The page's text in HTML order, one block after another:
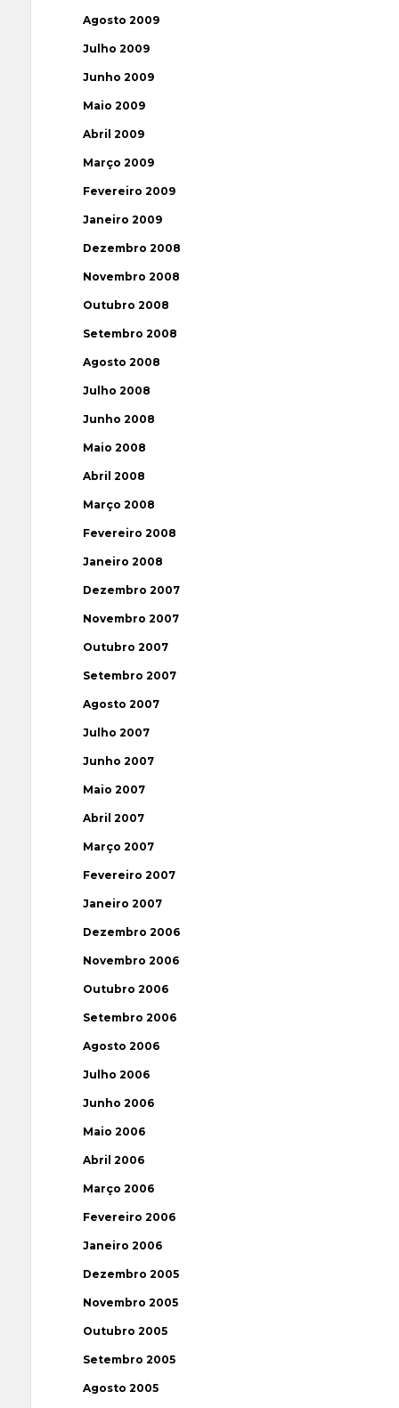
Agosto 2009
Julho 2009
Junho 2009
Maio 2009
Abril 2009
Março 2009
Fevereiro 2009
Janeiro 2009
Dezembro 2008
Novembro 2008
Outubro 2008
Setembro 2008
Agosto 2008
Julho 2008
Junho 2008
Maio 2008
Abril 2008
Março 2008
Fevereiro 2008
Janeiro 2008
Dezembro 2007
Novembro 2007
Outubro 2007
Setembro 2007
Agosto 2007
Julho 2007
Junho 2007
Maio 2007
Abril 2007
Março 2007
Fevereiro 2007
Janeiro 2007
Dezembro 2006
Novembro 2006
Outubro 2006
Setembro 2006
Agosto 2006
Julho 2006
Junho 2006
Maio 2006
Abril 2006
Março 2006
Fevereiro 2006
Janeiro 2006
Dezembro 2005
Novembro 2005
Outubro 2005
Setembro 2005
Agosto 2005